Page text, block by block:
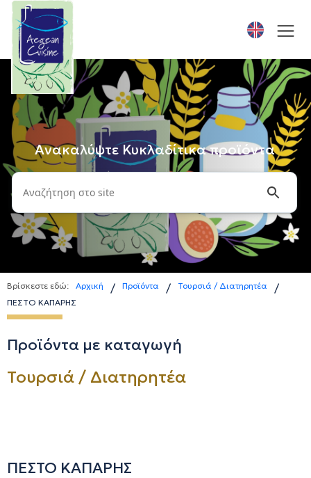
Ανακαλύψτε Κυκλαδίτικα προϊόντα
Βρίσκεστε εδώ: Αρχική / Προϊόντα / Τουρσιά / Διατηρητέα /
ΠΕΣΤΟ ΚΑΠΑΡΗΣ
Προϊόντα με καταγωγή
Τουρσιά / Διατηρητέα
ΠΕΣΤΟ ΚΑΠΑΡΗΣ